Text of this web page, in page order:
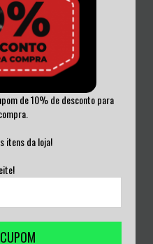
de 10% de desconto para
itens da loja!
VIPER - SOLDIERS OF SUNRISE -
VINIL PICT...
R$299,99